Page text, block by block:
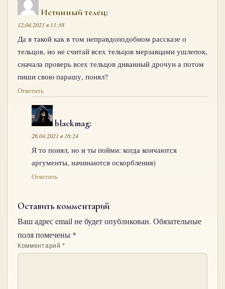
Истинный телец:
12.04.2021 в 11:38
Да я такой как в том неправдоподобном рассказе о
тельцов, но не считай всех тельцов мерзавцами ушлепок,
сначала проверь всех тельцов диванный дрочун а потом
пиши свою парашу, понял?
Ответить
blackmag:
26.04.2021 в 16:24
Я то понял, но и ты пойми: когда кончаются
аргументы, начинаются оскорбления)
Ответить
Оставить комментарий
Ваш адрес email не будет опубликован. Обязательные
поля помечены *
Комментарий*